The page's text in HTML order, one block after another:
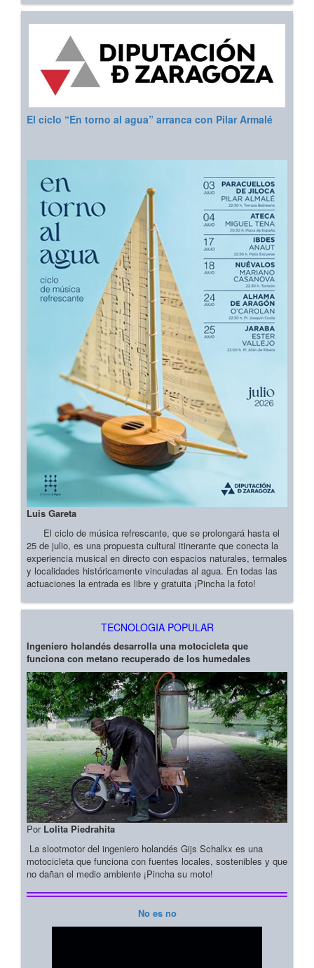
El ciclo “En torno al agua” arranca con Pilar Armalé
Luis Gareta
El ciclo de música refrescante, que se prolongará hasta el
25 de julio, es una propuesta cultural itinerante que conecta la
experiencia musical en directo con espacios naturales, termales
y localidades históricamente vinculadas al agua. En todas las
actuaciones la entrada es libre y gratuita ¡Pincha la foto!
TECNOLOGIA POPULAR
Ingeniero holandés desarrolla una motocicleta que
funciona con metano recuperado de los humedales
Por Lolita Piedrahita
La slootmotor del ingeniero holandés Gijs Schalkx es una
motocicleta que funciona con fuentes locales, sostenibles y que
no dañan el medio ambiente ¡Pincha su moto!
No es no